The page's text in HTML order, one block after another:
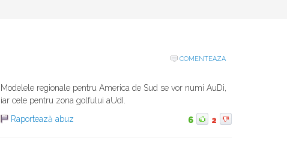
COMENTEAZA
Modelele regionale pentru America de Sud se vor numi AuDi,
iar cele pentru zona golfului aUdI.
Raportează abuz
6 2